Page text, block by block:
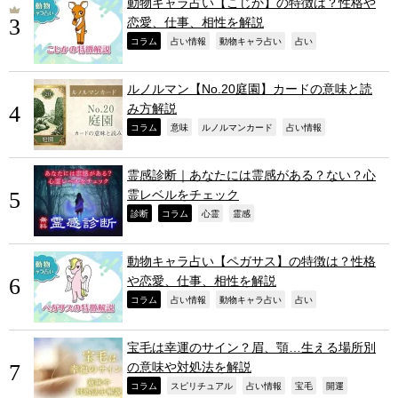
動物キャラ占い【こじか】の特徴は？性格や
恋愛、仕事、相性を解説
コラム 占い情報 動物キャラ占い 占い
ルノルマン【No.20庭園】カードの意味と読
み方解説
コラム 意味 ルノルマンカード 占い情報
霊感診断｜あなたには霊感がある？ない？心
霊レベルをチェック
診断 コラム 心霊 霊感
動物キャラ占い【ペガサス】の特徴は？性格
や恋愛、仕事、相性を解説
コラム 占い情報 動物キャラ占い 占い
宝毛は幸運のサイン？眉、顎…生える場所別
の意味や対処法を解説
コラム スピリチュアル 占い情報 宝毛 開運